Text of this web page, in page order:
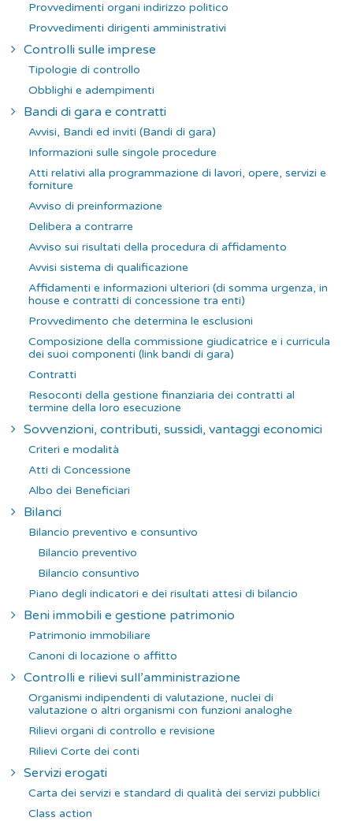
Provvedimenti organi indirizzo politico
Provvedimenti dirigenti amministrativi
Controlli sulle imprese
Tipologie di controllo
Obblighi e adempimenti
Bandi di gara e contratti
Avvisi, Bandi ed inviti (Bandi di gara)
Informazioni sulle singole procedure
Atti relativi alla programmazione di lavori, opere, servizi e
forniture
Avviso di preinformazione
Delibera a contrarre
Avviso sui risultati della procedura di affidamento
Avvisi sistema di qualificazione
Affidamenti e informazioni ulteriori (di somma urgenza, in
house e contratti di concessione tra enti)
Provvedimento che determina le esclusioni
Composizione della commissione giudicatrice e i curricula
dei suoi componenti (link bandi di gara)
Contratti
Resoconti della gestione finanziaria dei contratti al
termine della loro esecuzione
Sovvenzioni, contributi, sussidi, vantaggi economici
Criteri e modalità
Atti di Concessione
Albo dei Beneficiari
Bilanci
Bilancio preventivo e consuntivo
Bilancio preventivo
Bilancio consuntivo
Piano degli indicatori e dei risultati attesi di bilancio
Beni immobili e gestione patrimonio
Patrimonio immobiliare
Canoni di locazione o affitto
Controlli e rilievi sull’amministrazione
Organismi indipendenti di valutazione, nuclei di
valutazione o altri organismi con funzioni analoghe
Rilievi organi di controllo e revisione
Rilievi Corte dei conti
Servizi erogati
Carta dei servizi e standard di qualità dei servizi pubblici
Class action